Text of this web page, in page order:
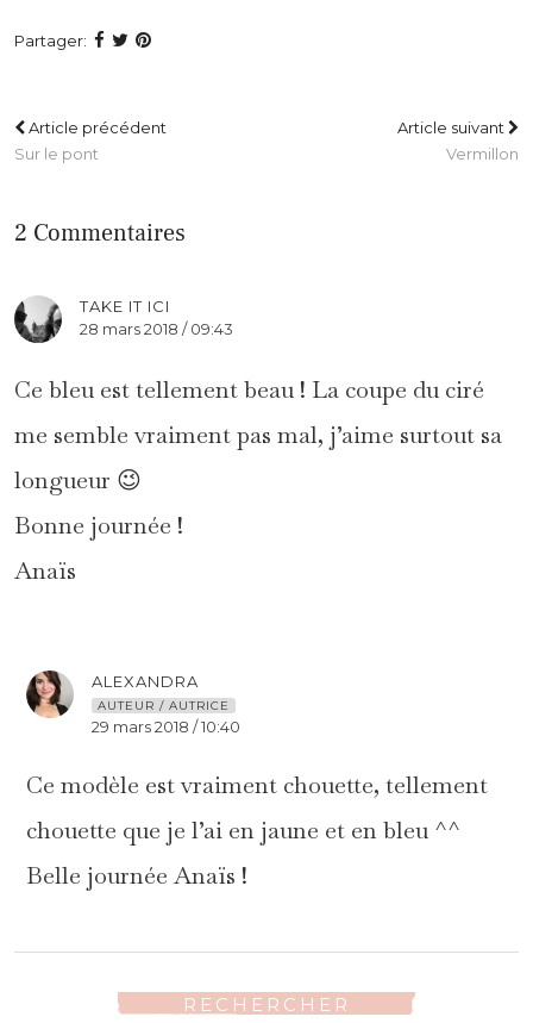
Partager:
Article précédent
Sur le pont
Article suivant
Vermillon
2 Commentaires
TAKE IT ICI
28 mars 2018 / 09:43
Ce bleu est tellement beau ! La coupe du ciré
me semble vraiment pas mal, j’aime surtout sa
longueur 😉
Bonne journée !
Anaïs
ALEXANDRA
AUTEUR / AUTRICE
29 mars 2018 / 10:40
Ce modèle est vraiment chouette, tellement
chouette que je l’ai en jaune et en bleu ^^
Belle journée Anaïs !
RECHERCHER